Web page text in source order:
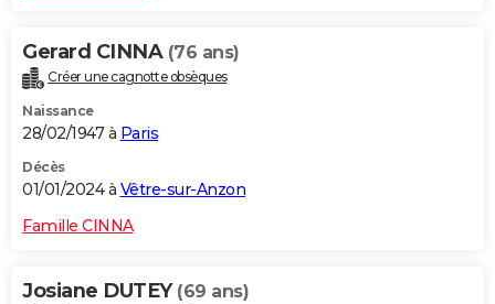
Gerard CINNA (76 ans)
Créer une cagnotte obsèques
Naissance
28/02/1947 à Paris
Décès
01/01/2024 à Vêtre-sur-Anzon
Famille CINNA
Josiane DUTEY (69 ans)